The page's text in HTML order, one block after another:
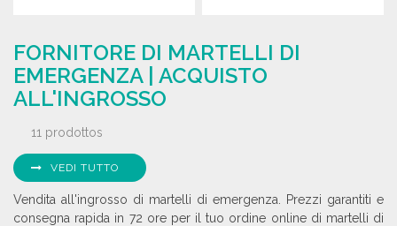
Richiedi un preventivo Richiedi un preventivo
FORNITORE DI MARTELLI DI
EMERGENZA | ACQUISTO
ALL'INGROSSO
11 prodottos
VEDI TUTTO
Vendita all'ingrosso di martelli di emergenza. Prezzi garantiti e
consegna rapida in 72 ore per il tuo ordine online di martelli di